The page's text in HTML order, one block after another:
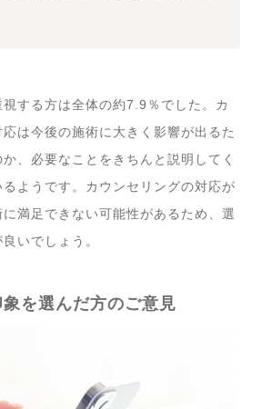
する方は全体の約7.9％でした。カ
は今後の施術に大きく影響が出るた
、必要なことをきちんと説明してく
ようです。カウンセリングの対応が
満足できない可能性があるため、選
いでしょう。
を選んだ方のご意見